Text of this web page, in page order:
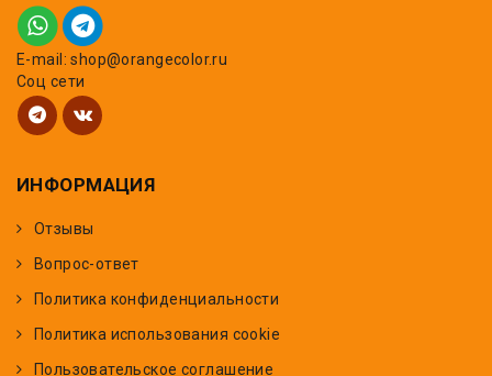
E-mail: shop@orangecolor.ru
Соц сети
ИНФОРМАЦИЯ
Отзывы
Вопрос-ответ
Политика конфиденциальности
Политика использования cookie
Пользовательское соглашение